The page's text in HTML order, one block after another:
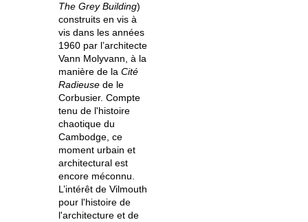
The Grey Building)
construits en vis à
vis dans les années
1960 par l’architecte
Vann Molyvann, à la
manière de la Cité
Radieuse de le
Corbusier. Compte
tenu de l'histoire
chaotique du
Cambodge, ce
moment urbain et
architectural est
encore méconnu.
L’intérêt de Vilmouth
pour l'histoire de
l'architecture et de